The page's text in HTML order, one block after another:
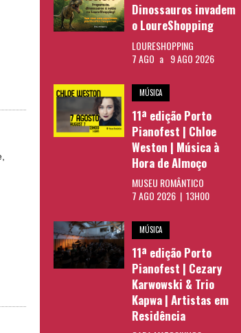
Dinossauros invadem
o LoureShopping
LOURESHOPPING
7 AGO a 9 AGO 2026
MÚSICA
11ª edição Porto
Pianofest | Chloe
Weston | Música à
Hora de Almoço
MUSEU ROMÂNTICO
7 AGO 2026 | 13H00
MÚSICA
11ª edição Porto
Pianofest | Cezary
Karwowski & Trio
Kapwa | Artistas em
Residência